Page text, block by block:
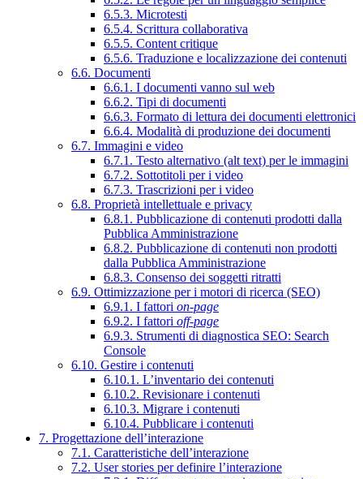
6.5.3. Microtesti
6.5.4. Scrittura collaborativa
6.5.5. Content critique
6.5.6. Traduzione e localizzazione dei contenuti
6.6. Documenti
6.6.1. I documenti vanno sul web
6.6.2. Tipi di documenti
6.6.3. Formato di lettura dei documenti elettronici
6.6.4. Modalità di produzione dei documenti
6.7. Immagini e video
6.7.1. Testo alternativo (alt text) per le immagini
6.7.2. Sottotitoli per i video
6.7.3. Trascrizioni per i video
6.8. Proprietà intellettuale e privacy
6.8.1. Pubblicazione di contenuti prodotti dalla
Pubblica Amministrazione
6.8.2. Pubblicazione di contenuti non prodotti
dalla Pubblica Amministrazione
6.8.3. Consenso dei soggetti ritratti
6.9. Ottimizzazione per i motori di ricerca (SEO)
6.9.1. I fattori on-page
6.9.2. I fattori off-page
6.9.3. Strumenti di diagnostica SEO: Search
Console
6.10. Gestire i contenuti
6.10.1. L’inventario dei contenuti
6.10.2. Revisionare i contenuti
6.10.3. Migrare i contenuti
6.10.4. Pubblicare i contenuti
7. Progettazione dell’interazione
7.1. Caratteristiche dell’interazione
7.2. User stories per definire l’interazione